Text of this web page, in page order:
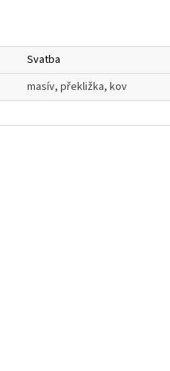
Svatba
masív, překližka, kov